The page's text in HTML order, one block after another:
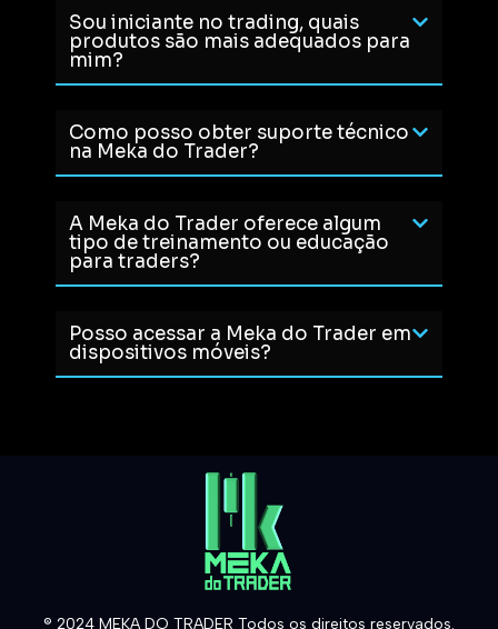
Sou iniciante no trading, quais
produtos são mais adequados para
mim?
Como posso obter suporte técnico
na Meka do Trader?
A Meka do Trader oferece algum
tipo de treinamento ou educação
para traders?
Posso acessar a Meka do Trader em
dispositivos móveis?
® 2024 MEKA DO TRADER Todos os direitos reservados.